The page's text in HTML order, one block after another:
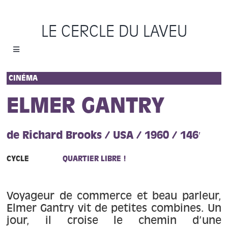
LE CERCLE DU LAVEU
Toggle
Accueil
Cycles
Programme
Sauvons le Cercle
CINÉMA
ELMER GANTRY
de Richard Brooks / USA / 1960 / 146′
CYCLE QUARTIER LIBRE !
Voyageur de commerce et beau parleur,
Elmer Gantry vit de petites combines. Un
jour, il croise le chemin d’une